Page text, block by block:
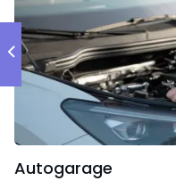
sinds 2022 de
draaiende met zeer
Autogarage